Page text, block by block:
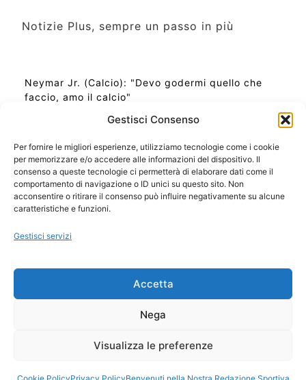
Gestisci Consenso
Per fornire le migliori esperienze, utilizziamo tecnologie come i cookie
per memorizzare e/o accedere alle informazioni del dispositivo. Il
consenso a queste tecnologie ci permetterà di elaborare dati come il
comportamento di navigazione o ID unici su questo sito. Non
acconsentire o ritirare il consenso può influire negativamente su alcune
caratteristiche e funzioni.
Gestisci servizi
Accetta
Nega
Visualizza le preferenze
Notizie Plus, sempre un passo in più
Neymar Jr. (Calcio): "Devo godermi quello che
faccio, amo il calcio"
Ora Esatta in Italia in questo momento
Ti Senti Strano Ultimamente? Potrebbe Essere per
la Risonanza di Schumann
Come Sapere Se Stai Ascendendo alla Quinta
Copyright 2026 NotiziePlus.com
📰 Contenuto Umano Verificato
Privacy Coockie
Pubblicità